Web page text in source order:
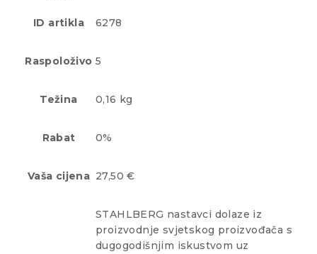
ID artikla 6278
Raspoloživo 5
Težina 0,16 kg
Rabat 0%
Vaša cijena 27,50 €
STAHLBERG nastavci dolaze iz
proizvodnje svjetskog proizvođača s
dugogodišnjim iskustvom uz